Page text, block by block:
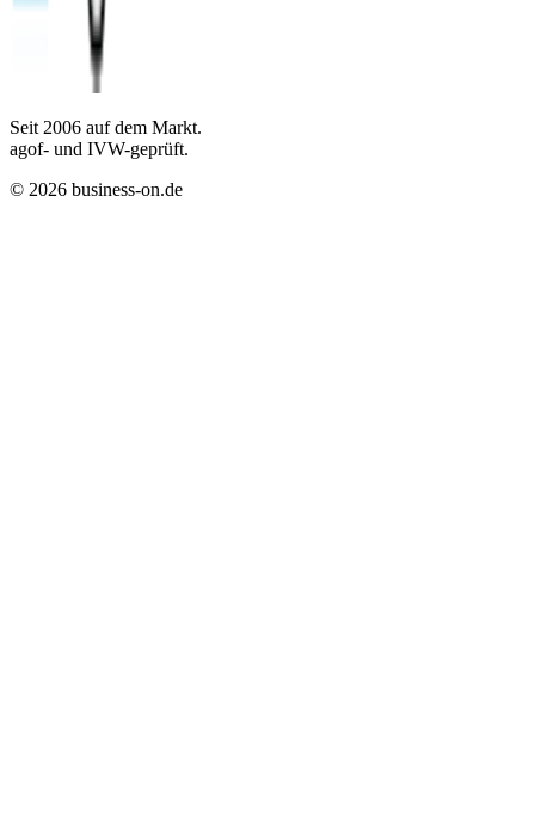
Seit 2006 auf dem Markt.
agof- und IVW-geprüft.
© 2026 business-on.de